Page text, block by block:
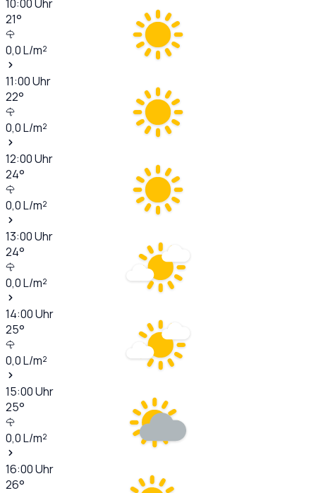
10:00Uhr
21°
0,0L/m²
11:00Uhr
22°
0,0L/m²
12:00Uhr
24°
0,0L/m²
13:00Uhr
24°
0,0L/m²
14:00Uhr
25°
0,0L/m²
15:00Uhr
25°
0,0L/m²
16:00Uhr
26°